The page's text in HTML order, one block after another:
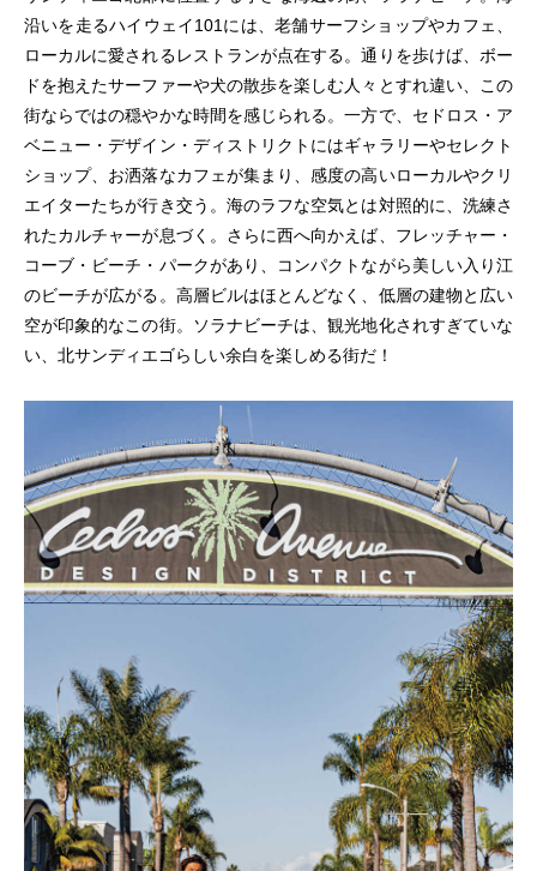
沿いを走るハイウェイ101には、老舗サーフショップやカフェ、
ローカルに愛されるレストランが点在する。通りを歩けば、ボー
ドを抱えたサーファーや犬の散歩を楽しむ人々とすれ違い、この
街ならではの穏やかな時間を感じられる。一方で、セドロス・ア
ベニュー・デザイン・ディストリクトにはギャラリーやセレクト
ショップ、お洒落なカフェが集まり、感度の高いローカルやクリ
エイターたちが行き交う。海のラフな空気とは対照的に、洗練さ
れたカルチャーが息づく。さらに西へ向かえば、フレッチャー・
コーブ・ビーチ・パークがあり、コンパクトながら美しい入り江
のビーチが広がる。高層ビルはほとんどなく、低層の建物と広い
空が印象的なこの街。ソラナビーチは、観光地化されすぎていな
い、北サンディエゴらしい余白を楽しめる街だ！